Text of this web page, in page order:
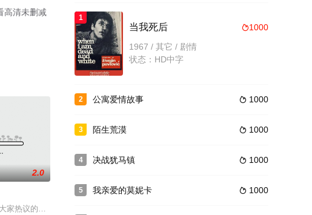
高清未删减
饰）喜欢看电影，更喜欢看放映师阿尔弗雷多（菲利
2.0
家热议的话题，党建能为企业带来效益吗？能为企业带来发展动力吗？带着这些个问题
1
1000
当我死后
1967 / 其它 / 剧情
状态：HD中字
2  1000
公寓爱情故事
3  1000
陌生荒漠
4  1000
决战犹马镇
5  1000
我亲爱的莫妮卡